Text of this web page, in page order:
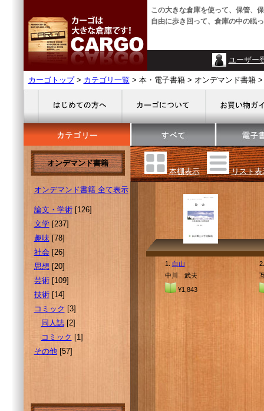
この大きな倉庫を使って、保管、
自由に歩き回って、倉庫の中の眠
ユーザー
カーゴトップ> カテゴリ一覧 > 本・電子書籍 > オンデマンド書籍
オンデマンド書籍
オンデマンド書籍 全て表示
論文・学術[126]
文学[237]
趣味[78]
社会[26]
思想 [20]
芸術[109]
技術[14]
コミック [3]
同人誌[2]
コミック [1]
その他[57]
本棚表示 リスト表
1. 白山
中川 武夫
¥1,843